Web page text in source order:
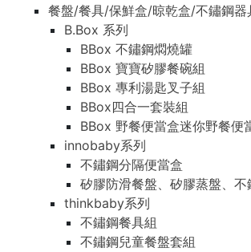
餐盤/餐具/保鮮盒/晾乾盒/不鏽鋼器
B.Box 系列
BBox 不鏽鋼燜燒罐
BBox 寶寶矽膠餐碗組
BBox 專利湯匙叉子組
BBox四合一套裝組
BBox 野餐便當盒迷你野餐便
innobaby系列
不鏽鋼分隔便當盒
矽膠防滑餐盤、矽膠蒸盤、
thinkbaby系列
不鏽鋼餐具組
不鏽鋼兒童餐盤套組